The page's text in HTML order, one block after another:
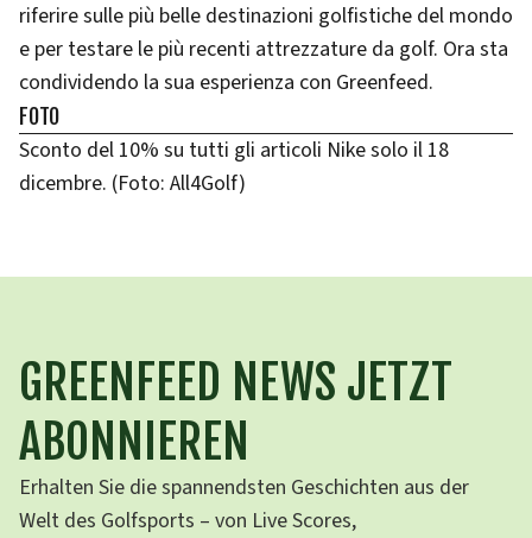
riferire sulle più belle destinazioni golfistiche del mondo
e per testare le più recenti attrezzature da golf. Ora sta
condividendo la sua esperienza con Greenfeed.
FOTO
Sconto del 10% su tutti gli articoli Nike solo il 18
dicembre. (Foto: All4Golf)
GREENFEED NEWS JETZT
ABONNIEREN
Erhalten Sie die spannendsten Geschichten aus der
Welt des Golfsports – von Live Scores,